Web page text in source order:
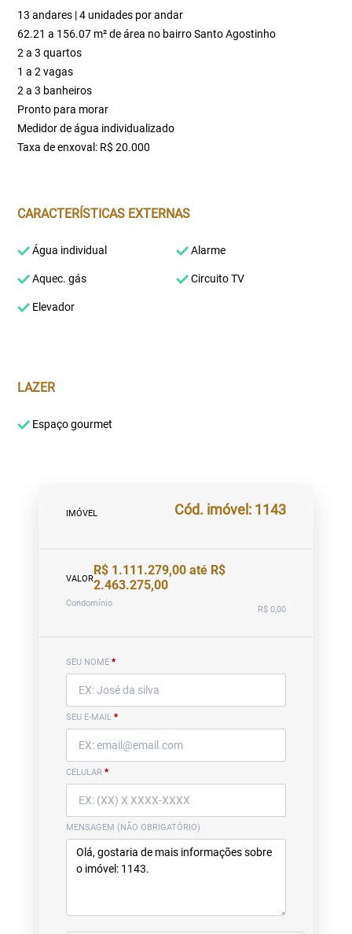
13 andares | 4 unidades por andar
62.21 a 156.07 m² de área no bairro Santo Agostinho
2 a 3 quartos
1 a 2 vagas
2 a 3 banheiros
Pronto para morar
Medidor de água individualizado
Taxa de enxoval: R$ 20.000
CARACTERÍSTICAS EXTERNAS
Água individual Alarme
Aquec. gás Circuito TV
Elevador
LAZER
Espaço gourmet
IMÓVEL Cód. imóvel: 1143
VALOR
R$ 1.111.279,00 até R$
2.463.275,00
Condomínio
R$ 0,00
SEU NOME *
SEU E-MAIL *
CELULAR *
MENSAGEM (NÃO OBRIGATÓRIO)